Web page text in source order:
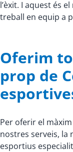
l’èxit. I aquest és
treball en equip a
Oferim
prop de
Per oferir el
nostres serveis, la
esportius